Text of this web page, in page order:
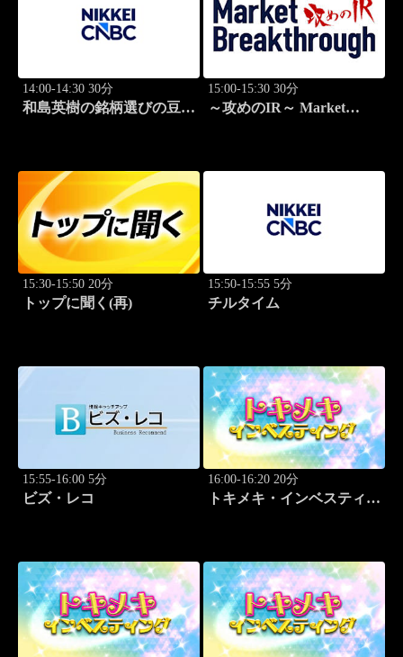
14:00-14:30 30分
和島英樹の銘柄選びの豆知
15:00-15:30 30分
～攻めのIR～ Market
15:30-15:50 20分
トップに聞く(再)
15:50-15:55 5分
チルタイム
15:55-16:00 5分
ビズ・レコ
16:00-16:20 20分
トキメキ・インベスティン